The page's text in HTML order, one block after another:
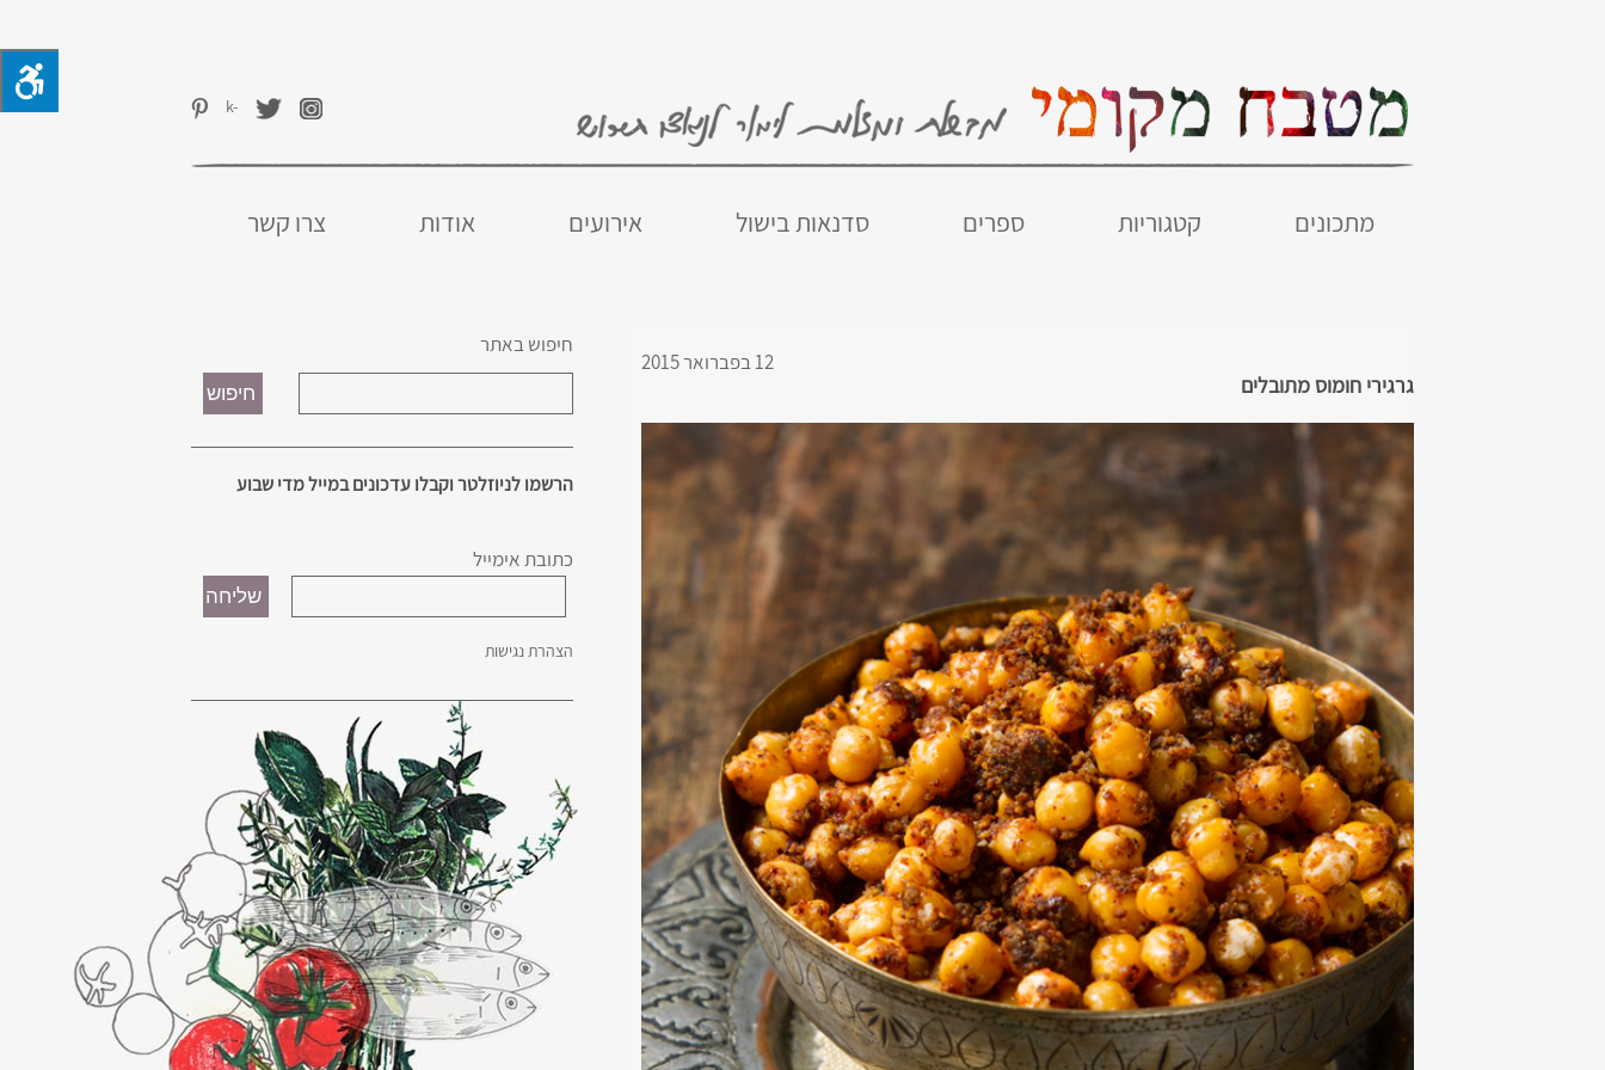
מתכונים קטגוריות ספרים סדנאות בישול אירועים אודות צרו קשר
12 בפברואר 2015
גרגירי חומוס מתובלים
חיפוש באתר
הרשמו לניוזלטר וקבלו עדכונים במייל מדי שבוע
כתובת אימייל
הצהרת נגישות